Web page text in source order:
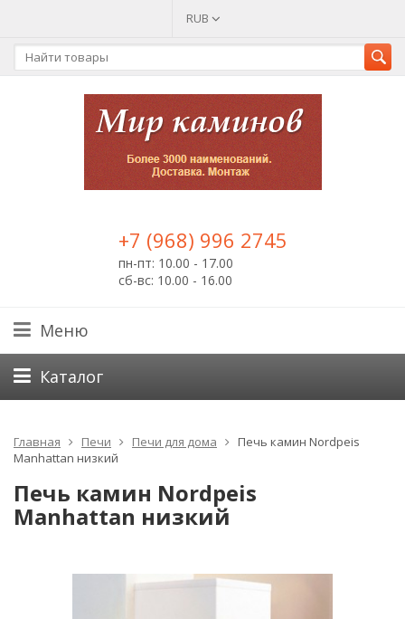
RUB
+7 (968) 996 2745
пн-пт: 10.00 - 17.00
сб-вс: 10.00 - 16.00
Меню
Каталог
Главная Печи Печи для дома
Печь камин Nordpeis
Manhattan низкий
Печь камин Nordpeis
Manhattan низкий